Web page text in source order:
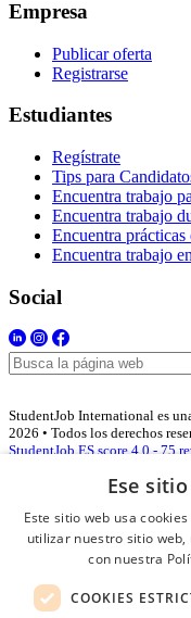
Empresa
Publicar oferta
Registrarse
Estudiantes
Regístrate
Tips para
Encuentra trabajo
Encuentra trabajo
Encuentra prácticas
Encuentra trabajo
Social
StudentJob International es
2026 • Todos los derechos
StudentJob ES score 4.0 - 75
Acceso empresas
Contraseña
Ese
Este sitio web usa
utilizar nuestro sitio
con nuestra
COOKIES